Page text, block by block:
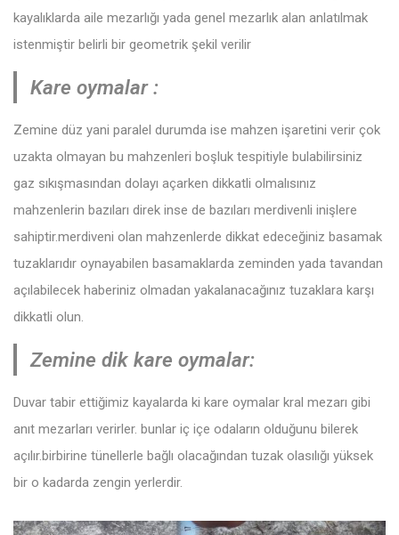
kayalıklarda aile mezarlığı yada genel mezarlık alan anlatılmak
istenmiştir belirli bir geometrik şekil verilir
Kare oymalar :
Zemine düz yani paralel durumda ise mahzen işaretini verir çok
uzakta olmayan bu mahzenleri boşluk tespitiyle bulabilirsiniz
gaz sıkışmasından dolayı açarken dikkatli olmalısınız
mahzenlerin bazıları direk inse de bazıları merdivenli inişlere
sahiptir.merdiveni olan mahzenlerde dikkat edeceğiniz basamak
tuzaklarıdır oynayabilen basamaklarda zeminden yada tavandan
açılabilecek haberiniz olmadan yakalanacağınız tuzaklara karşı
dikkatli olun.
Zemine dik kare oymalar:
Duvar tabir ettiğimiz kayalarda ki kare oymalar kral mezarı gibi
anıt mezarları verirler. bunlar iç içe odaların olduğunu bilerek
açılır.birbirine tünellerle bağlı olacağından tuzak olasılığı yüksek
bir o kadarda zengin yerlerdir.